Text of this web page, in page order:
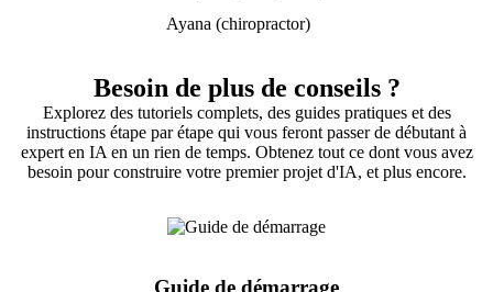
Ayana (chiropractor)
Besoin de plus de conseils ?
Explorez des tutoriels complets, des guides pratiques et des
instructions étape par étape qui vous feront passer de débutant à
expert en IA en un rien de temps. Obtenez tout ce dont vous avez
besoin pour construire votre premier projet d'IA, et plus encore.
Guide de démarrage